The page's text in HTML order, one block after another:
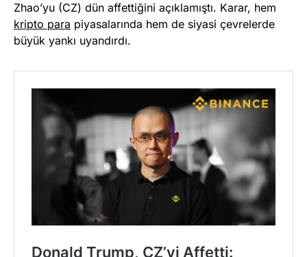
Zhao’yu (CZ) dün affettiğini açıklamıştı. Karar, hem
kripto para piyasalarında hem de siyasi çevrelerde
büyük yankı uyandırdı.